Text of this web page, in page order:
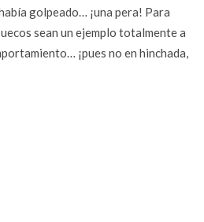
golpeado… ¡una pera! Para
sean un ejemplo totalmente a
¡pues no en hinchada,